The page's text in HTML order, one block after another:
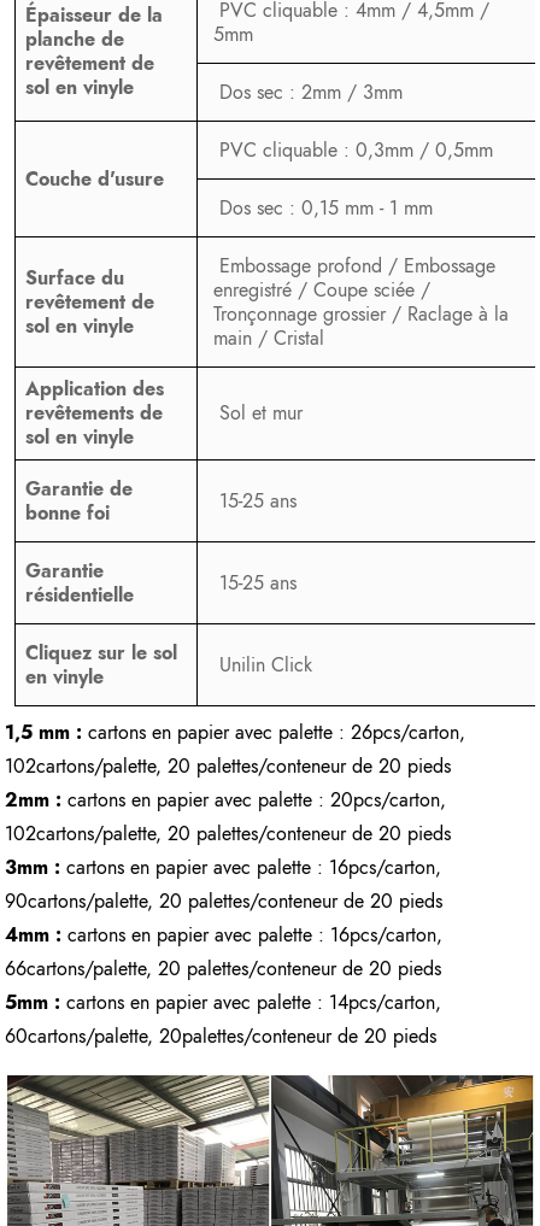
Épaisseur de la
planche de
revêtement de
sol en vinyle
PVC cliquable : 4mm / 4,5mm /
5mm
Dos sec : 2mm / 3mm
Couche d'usure
PVC cliquable : 0,3mm / 0,5mm
Dos sec : 0,15 mm - 1 mm
Surface du
revêtement de
sol en vinyle
Embossage profond / Embossage
enregistré / Coupe sciée /
Tronçonnage grossier / Raclage à la
main / Cristal
Application des
revêtements de
sol en vinyle
Sol et mur
Garantie de
bonne foi
15-25 ans
Garantie
résidentielle
15-25 ans
Cliquez sur le sol
en vinyle
Unilin Click
1,5 mm : cartons en papier avec palette : 26pcs/carton,
102cartons/palette, 20 palettes/conteneur de 20 pieds
2mm : cartons en papier avec palette : 20pcs/carton,
102cartons/palette, 20 palettes/conteneur de 20 pieds
3mm : cartons en papier avec palette : 16pcs/carton,
90cartons/palette, 20 palettes/conteneur de 20 pieds
4mm : cartons en papier avec palette : 16pcs/carton,
66cartons/palette, 20 palettes/conteneur de 20 pieds
5mm : cartons en papier avec palette : 14pcs/carton,
60cartons/palette, 20palettes/conteneur de 20 pieds